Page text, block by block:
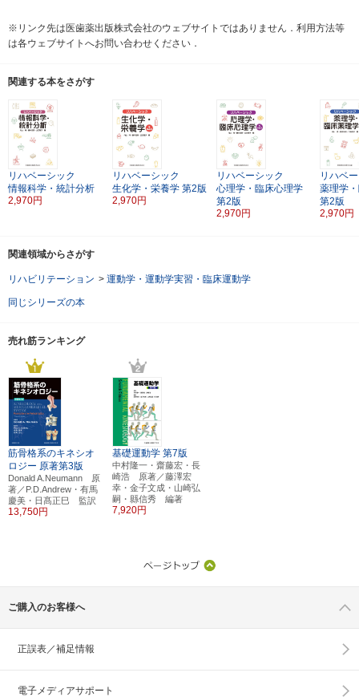
※リンク先は医歯薬出版株式会社のウェブサイトではありません．利用方法等
は各ウェブサイトへお問い合わせください．
関連する本をさがす
リハベーシック
情報科学・統計分析
2,970円
リハベーシック
生化学・栄養学 第2版
2,970円
リハベーシック
心理学・臨床心理学
第2版
2,970円
リハベ
薬理学
第2版
2,970円
関連領域からさがす
リハビリテーション > 運動学・運動学実習・臨床運動学
同じシリーズの本
売れ筋ランキング
筋骨格系のキネシオ
ロジー 原著第3版
Donald A.Neumann 原
著／P.D.Andrew・有馬
慶美・日髙正巳 監訳
13,750円
基礎運動学 第7版
中村隆一・齋藤宏・長
崎浩 原著／藤澤宏
幸・金子文成・山崎弘
嗣・縣信秀 編著
7,920円
ご購入のお客様へ
正誤表／補足情報
電子メディアサポート